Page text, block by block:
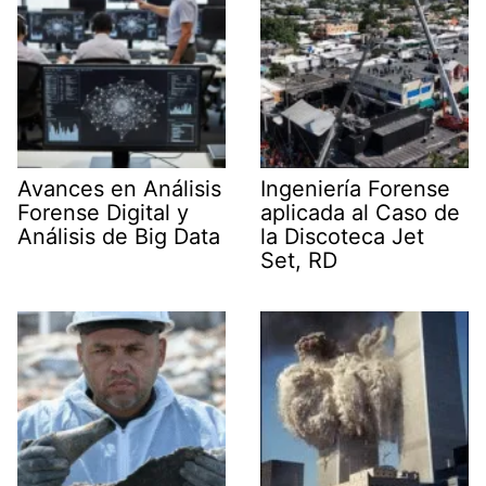
Avances en Análisis
Forense Digital y
Análisis de Big Data
Ingeniería Forense
aplicada al Caso de
la Discoteca Jet
Set, RD